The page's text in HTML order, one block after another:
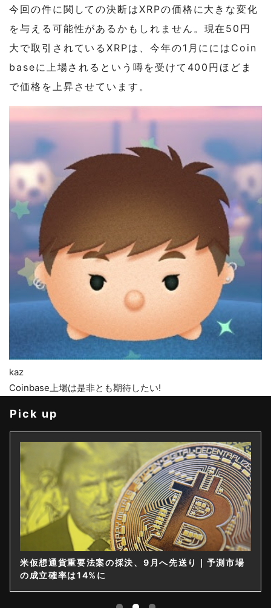
今回の件に関しての決断はXRPの価格に大きな変化
を与える可能性があるかもしれません。現在50円
大で取引されているXRPは、今年の1月ににはCoin
baseに上場されるという噂を受けて400円ほどま
で価格を上昇させています。
kaz
Coinbase上場は是非とも期待したい!
Pick up
米仮想通貨重要法案の採決、9月へ先送り｜予測市場
の成立確率は14%に